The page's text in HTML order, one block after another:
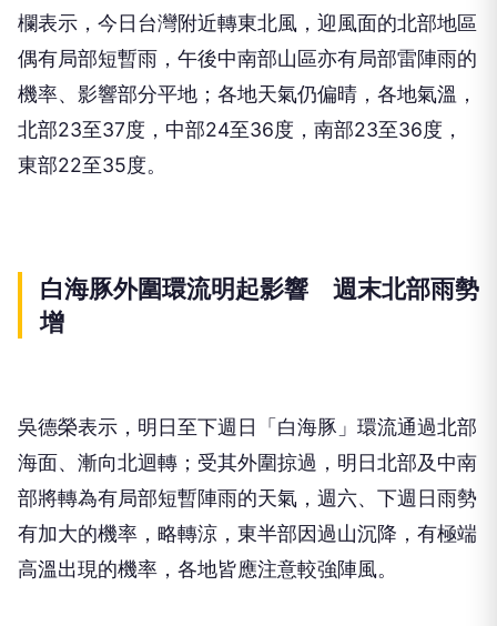
欄表示，今日台灣附近轉東北風，迎風面的北部地區
偶有局部短暫雨，午後中南部山區亦有局部雷陣雨的
機率、影響部分平地；各地天氣仍偏晴，各地氣溫，
北部23至37度，中部24至36度，南部23至36度，
東部22至35度。
白海豚外圍環流明起影響 週末北部雨勢
增
吳德榮表示，明日至下週日「白海豚」環流通過北部
海面、漸向北迴轉；受其外圍掠過，明日北部及中南
部將轉為有局部短暫陣雨的天氣，週六、下週日雨勢
有加大的機率，略轉涼，東半部因過山沉降，有極端
高溫出現的機率，各地皆應注意較強陣風。